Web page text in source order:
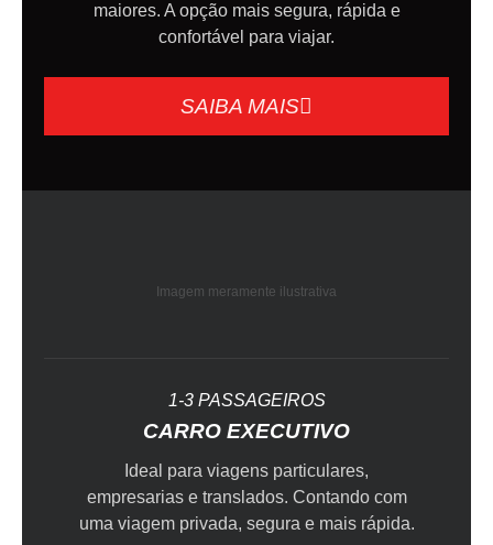
maiores. A opção mais segura, rápida e
confortável para viajar.
SAIBA MAIS
Imagem meramente ilustrativa
1-3 PASSAGEIROS
CARRO EXECUTIVO
Ideal para viagens particulares,
empresarias e translados. Contando com
uma viagem privada, segura e mais rápida.